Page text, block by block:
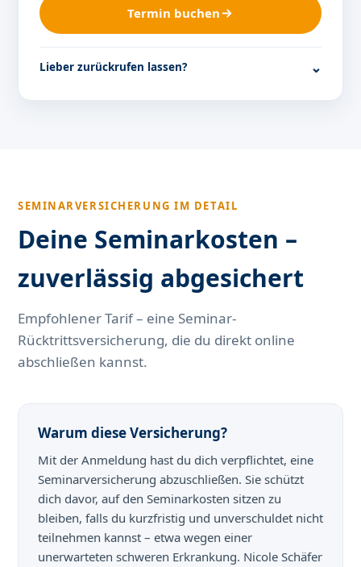
Termin buchen
Lieber zurückrufen lassen?
SEMINARVERSICHERUNG IM DETAIL
Deine Seminarkosten –
zuverlässig abgesichert
Empfohlener Tarif – eine Seminar-
Rücktrittsversicherung, die du direkt online
abschließen kannst.
Warum diese Versicherung?
Mit der Anmeldung hast du dich verpflichtet, eine
Seminarversicherung abzuschließen. Sie schützt
dich davor, auf den Seminarkosten sitzen zu
bleiben, falls du kurzfristig und unverschuldet nicht
teilnehmen kannst – etwa wegen einer
unerwarteten schweren Erkrankung. Nicole Schäfer